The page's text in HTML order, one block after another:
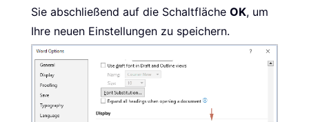
Sie abschließend auf die Schaltfläche OK, um
Ihre neuen Einstellungen zu speichern.